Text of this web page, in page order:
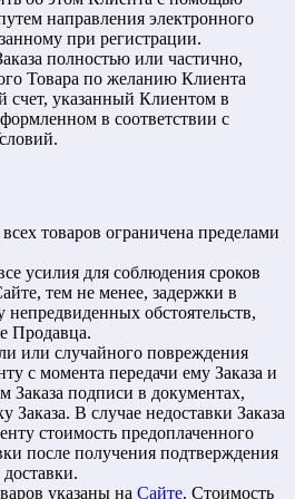
направления электронного
при регистрации.
полностью или частично,
Товара по желанию Клиента
счет, указанный Клиентом в
в соответствии с
товаров ограничена пределами
усилия для соблюдения сроков
тем не менее, задержки в
обстоятельств,
Продавца.
или случайного повреждения
с момента передачи ему Заказа и
Заказа подписи в документах,
В случае недоставки Заказа
стоимость предоплаченного
после получения подтверждения
указаны на Сайте. Стоимость